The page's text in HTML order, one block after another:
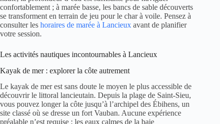
confortablement ; à marée basse, les bancs de sable découverts
se transforment en terrain de jeu pour le char à voile. Pensez à
consulter les horaires de marée à Lancieux avant de planifier
votre session.
Les activités nautiques incontournables à Lancieux
Kayak de mer : explorer la côte autrement
Le kayak de mer est sans doute le moyen le plus accessible de
découvrir le littoral lancieutain. Depuis la plage de Saint-Sieu,
vous pouvez longer la côte jusqu’à l’archipel des Ébihens, un
site classé où se dresse un fort Vauban. Aucune expérience
préalable n’est requise : les eaux calmes de la baie